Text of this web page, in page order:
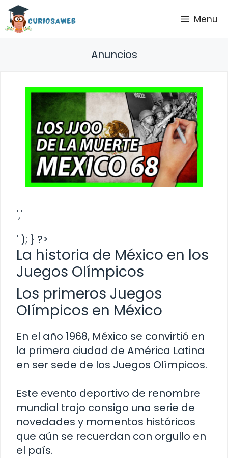
Saltar
contenido
Menu
Anuncios
','
' ); } ?>
La historia de México en los
Juegos Olímpicos
Los primeros Juegos
Olímpicos en México
En el año 1968, México se convirtió en
la primera ciudad de América Latina
en ser sede de los Juegos Olímpicos.
Este evento deportivo de renombre
mundial trajo consigo una serie de
novedades y momentos históricos
que aún se recuerdan con orgullo en
el país.